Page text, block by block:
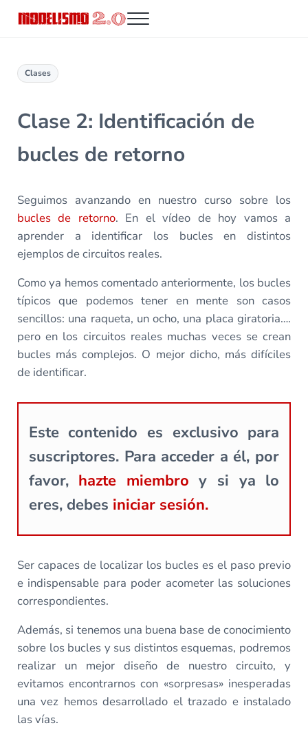
Menu
Clases
Clase 2: Identificación de
bucles de retorno
Seguimos avanzando en nuestro curso sobre los
bucles de retorno. En el vídeo de hoy vamos a
aprender a identificar los bucles en distintos
ejemplos de circuitos reales.
Como ya hemos comentado anteriormente, los bucles
típicos que podemos tener en mente son casos
sencillos: una raqueta, un ocho, una placa giratoria….
pero en los circuitos reales muchas veces se crean
bucles más complejos. O mejor dicho, más difíciles
de identificar.
Este contenido es exclusivo para
suscriptores. Para acceder a él, por
favor, hazte miembro y si ya lo
eres, debes iniciar sesión.
Ser capaces de localizar los bucles es el paso previo
e indispensable para poder acometer las soluciones
correspondientes.
Además, si tenemos una buena base de conocimiento
sobre los bucles y sus distintos esquemas, podremos
realizar un mejor diseño de nuestro circuito, y
evitamos encontrarnos con «sorpresas» inesperadas
una vez hemos desarrollado el trazado e instalado
las vías.